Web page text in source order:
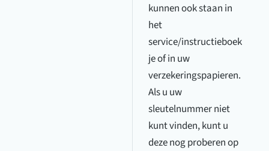
kunnen ook staan in
het
service/instructieboek
je of in uw
verzekeringspapieren.
Als u uw
sleutelnummer niet
kunt vinden, kunt u
deze nog proberen op